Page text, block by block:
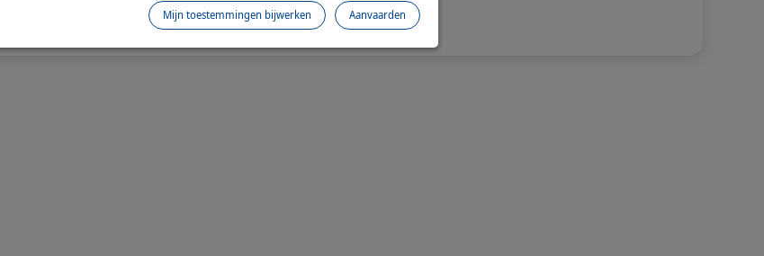
injectie
Aanvaarden
Mijn toestemmingen bijwerken